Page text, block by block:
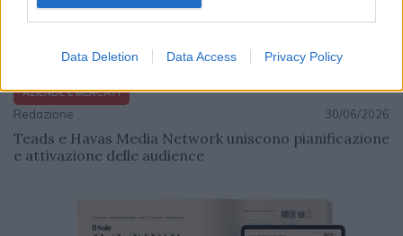
Data Deletion Data Access Privacy Policy
AZIENDE E MERCATI
Redazione 30/06/2026
Teads e Havas Media Network uniscono pianificazione
e attivazione delle audience